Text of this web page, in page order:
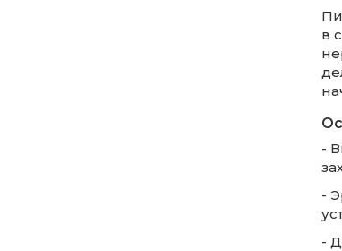
в
-
-
-